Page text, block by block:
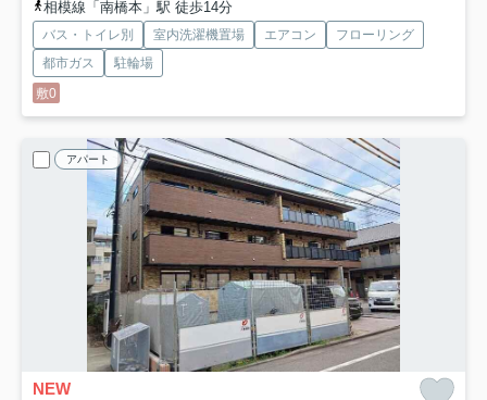
相模線「南橋本」駅 徒歩14分
バス・トイレ別 室内洗濯機置場 エアコン
フローリング
都市ガス
駐輪場
敷0
アパート
NEW